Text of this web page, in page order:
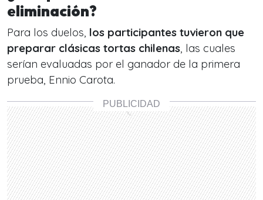
eliminación?
Para los duelos, los participantes tuvieron que
preparar clásicas tortas chilenas, las cuales
serían evaluadas por el ganador de la primera
prueba, Ennio Carota.